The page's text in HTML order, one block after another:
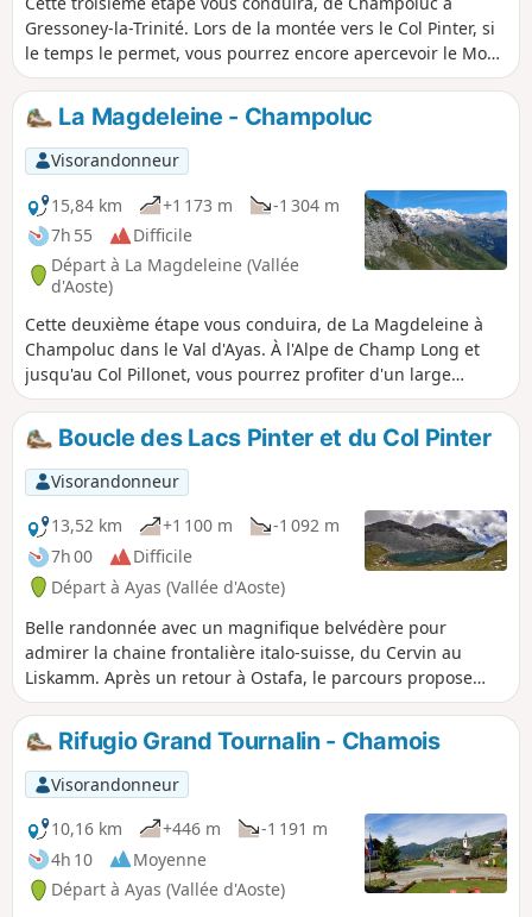
Gressoney-la-Trinité. Lors de la montée vers le Col Pinter, si
le temps le permet, vous pourrez encore apercevoir le Mont
Blanc. La descente vers Gressoney, vous proposera de
nombreuses cascades. En empruntant le sentier Walser,
vous traverserez le village typique de Alpenzu.
La Magdeleine - Champoluc
Visorandonneur
15,84 km
+1 173 m
-1 304 m
7h 55
Difficile
Départ à La Magdeleine (Vallée
d'Aoste)
Cette deuxième étape vous conduira, de La Magdeleine à
Champoluc dans le Val d'Ayas. À l'Alpe de Champ Long et
jusqu'au Col Pillonet, vous pourrez profiter d'un large
panorama qui s'étire du Massif du Grand Paradis au Cervin
en passant par le Mont Blanc. En basculant vers le Val
d'Ayas, c'est un tout autre point de vue qui vous sera
proposé. Vous pourrez admirer le Mont Rose, le Liskamm et
la chaîne séparant le Val d'Ayas du Val de Gressoney.
Boucle des Lacs Pinter et du Col Pinter
Visorandonneur
13,52 km
+1 100 m
-1 092 m
7h 00
Difficile
Départ à Ayas (Vallée d'Aoste)
Belle randonnée avec un magnifique belvédère pour
admirer la chaine frontalière italo-suisse, du Cervin au
Liskamm. Après un retour à Ostafa, le parcours propose
une boucle en direction des Lacs Pinter et du Col éponyme
au pied de la Tête Grise.
Rifugio Grand Tournalin - Chamois
Visorandonneur
10,16 km
+446 m
-1 191 m
4h 10
Moyenne
Départ à Ayas (Vallée d'Aoste)